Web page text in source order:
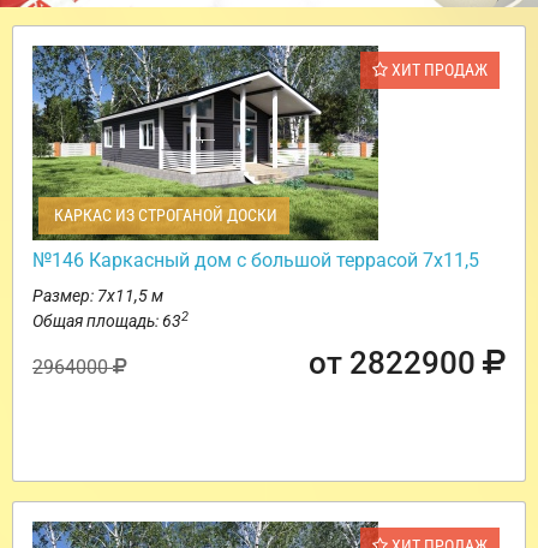
ХИТ ПРОДАЖ
КАРКАС ИЗ СТРОГАНОЙ ДОСКИ
№146 Каркасный дом с большой террасой 7х11,5
Размер: 7х11,5 м
Общая площадь: 632
2964000 от 2822900